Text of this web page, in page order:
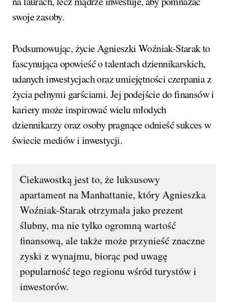
swoje zasoby.
Podsumowując, życie Agnieszki Woźniak-Starak to
fascynująca opowieść o talentach dziennikarskich,
udanych inwestycjach oraz umiejętności czerpania z
życia pełnymi garściami. Jej podejście do finansów i
kariery może inspirować wielu młodych
dziennikarzy oraz osoby pragnące odnieść sukces w
świecie mediów i inwestycji.
Ciekawostką jest to, że luksusowy
apartament na Manhattanie, który Agnieszka
Woźniak-Starak otrzymała jako prezent
ślubny, ma nie tylko ogromną wartość
finansową, ale także może przynieść znaczne
zyski z wynajmu, biorąc pod uwagę
popularność tego regionu wśród turystów i
inwestorów.